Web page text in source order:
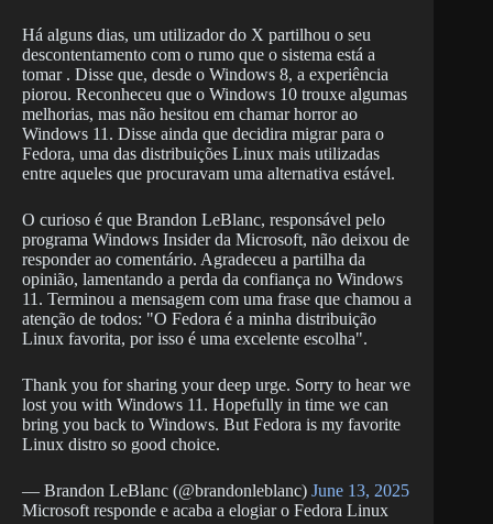
Há alguns dias, um utilizador do X partilhou o seu
descontentamento com o rumo que o sistema está a
tomar . Disse que, desde o Windows 8, a experiência
piorou. Reconheceu que o Windows 10 trouxe algumas
melhorias, mas não hesitou em chamar horror ao
Windows 11. Disse ainda que decidira migrar para o
Fedora, uma das distribuições Linux mais utilizadas
entre aqueles que procuravam uma alternativa estável.
O curioso é que Brandon LeBlanc, responsável pelo
programa Windows Insider da Microsoft, não deixou de
responder ao comentário. Agradeceu a partilha da
opinião, lamentando a perda da confiança no Windows
11. Terminou a mensagem com uma frase que chamou a
atenção de todos: "O Fedora é a minha distribuição
Linux favorita, por isso é uma excelente escolha".
Thank you for sharing your deep urge. Sorry to hear we
lost you with Windows 11. Hopefully in time we can
bring you back to Windows. But Fedora is my favorite
Linux distro so good choice.
— Brandon LeBlanc (@brandonleblanc) June 13, 2025
Microsoft responde e acaba a elogiar o Fedora Linux